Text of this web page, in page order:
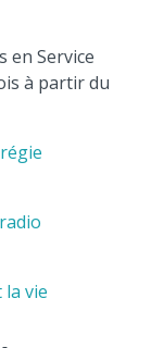
en Service
à partir du
vie